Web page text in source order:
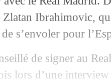
Zlatan Ibrahimovic,
s’envoler pour
de signer au
lors d’une
le PSG passe à
Mancini
quitter Dortmund